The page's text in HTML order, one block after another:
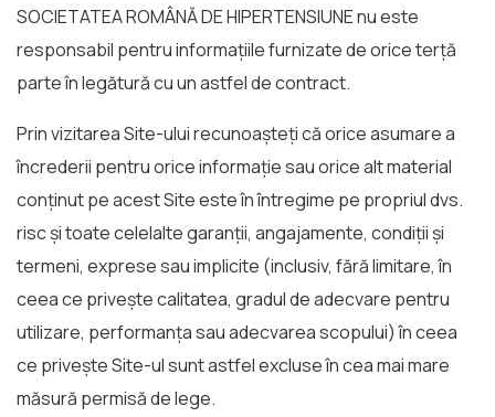
SOCIETATEA ROMÂNĂ DE HIPERTENSIUNE nu este
responsabil pentru informațiile furnizate de orice terță
parte în legătură cu un astfel de contract.
Prin vizitarea Site-ului recunoașteți că orice asumare a
încrederii pentru orice informație sau orice alt material
conținut pe acest Site este în întregime pe propriul dvs.
risc și toate celelalte garanții, angajamente, condiții și
termeni, exprese sau implicite (inclusiv, fără limitare, în
ceea ce privește calitatea, gradul de adecvare pentru
utilizare, performanța sau adecvarea scopului) în ceea
ce privește Site-ul sunt astfel excluse în cea mai mare
măsură permisă de lege.